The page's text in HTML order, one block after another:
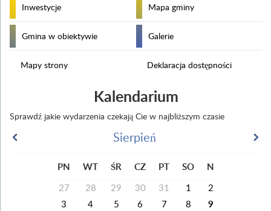
Inwestycje Mapa gminy
Gmina w obiektywie Galerie
Mapy strony Deklaracja dostępności
Kalendarium
Sprawdź jakie wydarzenia czekają Cie w najbliższym czasie
Sierpień
PN WT ŚR CZ PT SO N
27 28 29 30 31 1
2
3
4 5 6 7 8 9